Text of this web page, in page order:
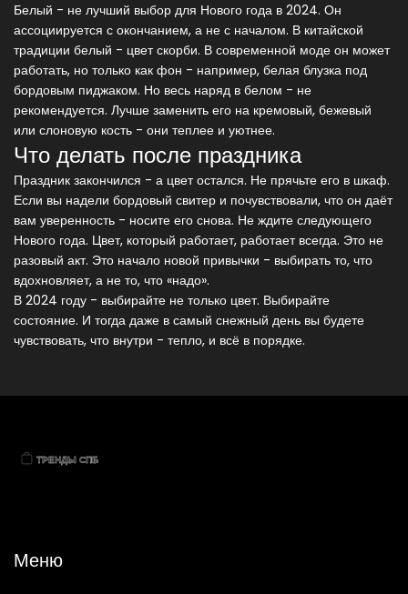
Белый - не лучший выбор для Нового года в 2024. Он
ассоциируется с окончанием, а не с началом. В китайской
традиции белый - цвет скорби. В современной моде он может
работать, но только как фон - например, белая блузка под
бордовым пиджаком. Но весь наряд в белом - не
рекомендуется. Лучше заменить его на кремовый, бежевый
или слоновую кость - они теплее и уютнее.
Что делать после праздника
Праздник закончился - а цвет остался. Не прячьте его в шкаф.
Если вы надели бордовый свитер и почувствовали, что он даёт
вам уверенность - носите его снова. Не ждите следующего
Нового года. Цвет, который работает, работает всегда. Это не
разовый акт. Это начало новой привычки - выбирать то, что
вдохновляет, а не то, что «надо».
В 2024 году - выбирайте не только цвет. Выбирайте
состояние. И тогда даже в самый снежный день вы будете
чувствовать, что внутри - тепло, и всё в порядке.
Меню